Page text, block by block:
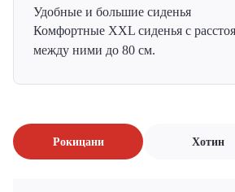
Удобные и большие сиденья
Комфортные XXL сиденья с
между ними до 80 см.
Рокицани Хотин